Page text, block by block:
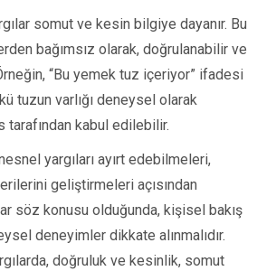
somut ve kesin bilgiye dayanır. Bu
bağımsız olarak, doğrulanabilir ve
“Bu yemek tuz içeriyor” ifadesi
tuzun varlığı deneysel olarak
tarafından kabul edilebilir.
yargıları ayırt edebilmeleri,
geliştirmeleri açısından
söz konusu olduğunda, kişisel bakış
deneyimler dikkate alınmalıdır.
doğruluk ve kesinlik, somut